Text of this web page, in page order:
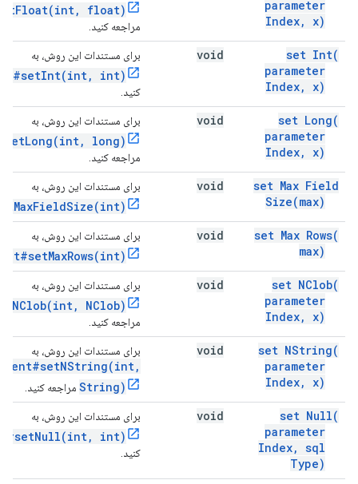
parameter
Index, x)
float)
مراجعه کنید.
set Int(
parameter
Index, x)
void برای مستندات این روش، به
int)
کنید.
set Long(
parameter
Index, x)
void برای مستندات این روش، به
long)
مراجعه کنید.
set Max Field
Size(max)
void برای مستندات این روش، به
set Max Rows(
max)
void برای مستندات این روش، به
set NClob(
parameter
Index, x)
void برای مستندات این روش، به
NClob)
مراجعه کنید.
set NString(
parameter
Index, x)
void برای مستندات این روش، به
String) مراجعه کنید.
set Null(
parameter
Index, sql
Type)
void برای مستندات این روش، به
int)
کنید.